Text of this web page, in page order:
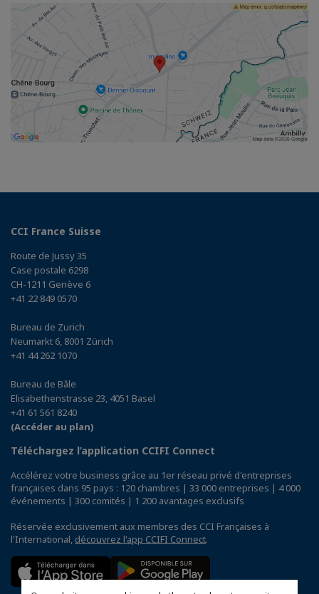
CCI France Suisse
Route de Jussy 35
Case postale 6298
CH-1211 Genève 6
+41 22 849 0570
Bureau de Zurich
Neumarkt 6, 8001 Zürich
+41 44 262 1070
Bureau de Bâle
Elisabethenstrasse 23, 4051 Basel
+41 61 561 8240
(Accéder au plan)
Téléchargez l’application CCIFI Connect
Accélérez votre business grâce au 1er réseau privé d'entreprises
françaises dans 95 pays : 120 chambres | 33 000 entreprises | 4 000
événements | 300 comités | 1 200 avantages exclusifs
Réservée exclusivement aux membres des CCI Françaises à
l'International, découvrez l'app CCIFI Connect.